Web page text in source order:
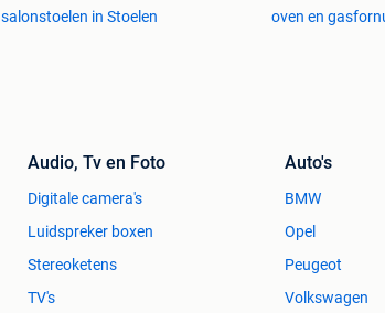
salonstoelen in Stoelen oven en
Audio, Tv en Foto
Digitale camera's
Luidspreker boxen
Stereoketens
TV's
Auto's
BMW
Opel
Peugeot
Volkswagen